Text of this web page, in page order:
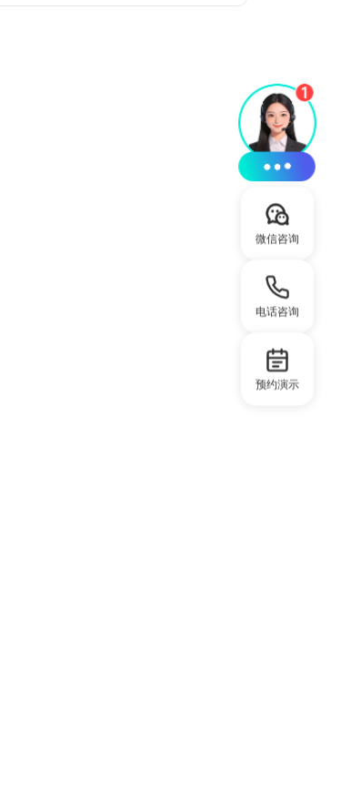
微信咨询
电话咨询
预约演示